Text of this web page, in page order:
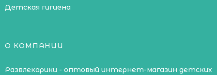
Детская гигиена
О КОМПАНИИ
Развлекарики - оптовый интернет-магазин детских